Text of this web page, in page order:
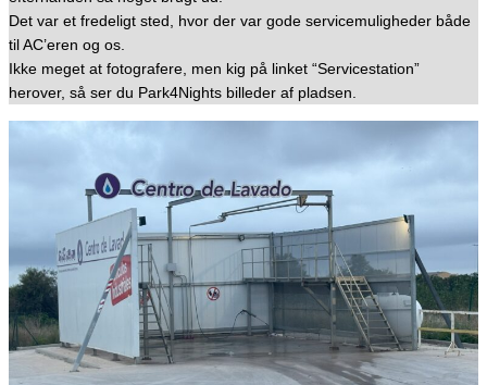
Det var et fredeligt sted, hvor der var gode servicemuligheder både
til AC’eren og os.
Ikke meget at fotografere, men kig på linket “Servicestation”
herover, så ser du Park4Nights billeder af pladsen.